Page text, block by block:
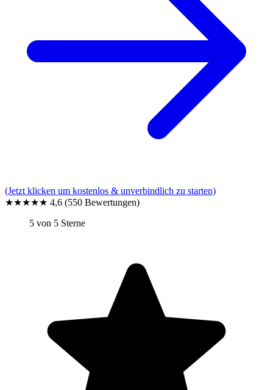
(Jetzt klicken um kostenlos & unverbindlich zu starten)
★★★★★ 4,6 (550 Bewertungen)
5 von 5 Sterne